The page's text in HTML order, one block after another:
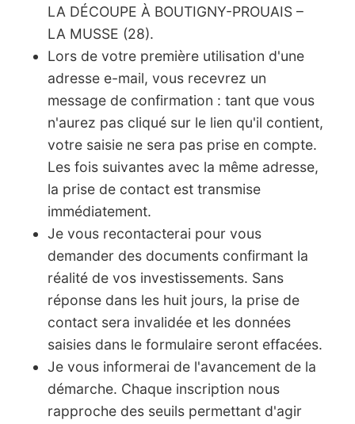
LA DÉCOUPE À BOUTIGNY-PROUAIS –
LA MUSSE (28).
Lors de votre première utilisation d'une
adresse e-mail, vous recevrez un
message de confirmation : tant que vous
n'aurez pas cliqué sur le lien qu'il contient,
votre saisie ne sera pas prise en compte.
Les fois suivantes avec la même adresse,
la prise de contact est transmise
immédiatement.
Je vous recontacterai pour vous
demander des documents confirmant la
réalité de vos investissements. Sans
réponse dans les huit jours, la prise de
contact sera invalidée et les données
saisies dans le formulaire seront effacées.
Je vous informerai de l'avancement de la
démarche. Chaque inscription nous
rapproche des seuils permettant d'agir